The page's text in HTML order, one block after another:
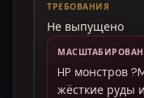
ТРЕБОВАНИЯ
Не выпущено
HP монстров
жёсткие руды